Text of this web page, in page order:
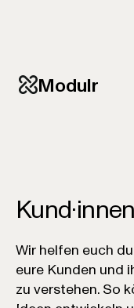
Modulr
Wir helfen euch
eure Kunden und
zu verstehen. So